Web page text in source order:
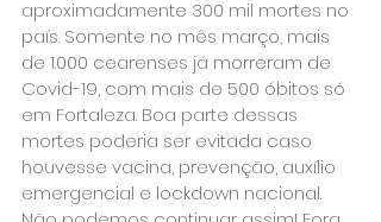
aproximadamente 300 mil mortes no
país. Somente no mês março, mais
de 1.000 cearenses já morreram de
Covid-19, com mais de 500 óbitos só
em Fortaleza. Boa parte dessas
mortes poderia ser evitada caso
houvesse vacina, prevenção, auxílio
emergencial e lockdown nacional.